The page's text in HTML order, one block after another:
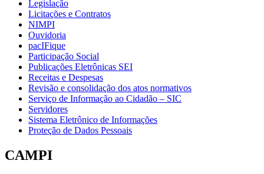
Legislação
Licitações e Contratos
NIMPI
Ouvidoria
pacIFique
Participação Social
Publicações Eletrônicas SEI
Receitas e Despesas
Revisão e consolidação dos atos normativos
Serviço de Informação ao Cidadão – SIC
Servidores
Sistema Eletrônico de Informações
Proteção de Dados Pessoais
CAMPI